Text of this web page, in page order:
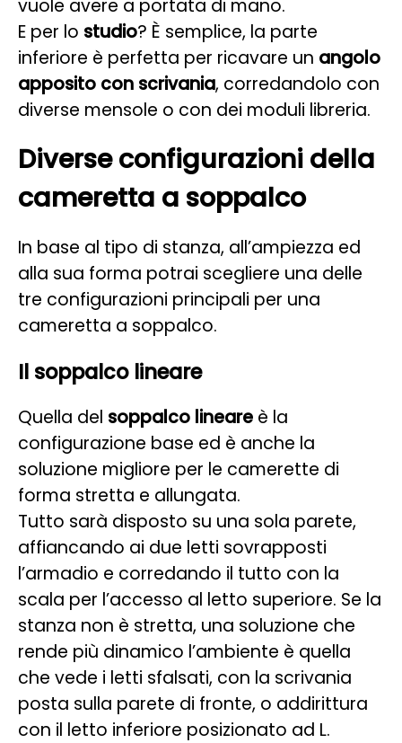
vuole avere a portata di mano.
E per lo studio? È semplice, la parte
inferiore è perfetta per ricavare un angolo
apposito con scrivania, corredandolo con
diverse mensole o con dei moduli libreria.
Diverse configurazioni della
cameretta a soppalco
In base al tipo di stanza, all’ampiezza ed
alla sua forma potrai scegliere una delle
tre configurazioni principali per una
cameretta a soppalco.
Il soppalco lineare
Quella del soppalco lineare è la
configurazione base ed è anche la
soluzione migliore per le camerette di
forma stretta e allungata.
Tutto sarà disposto su una sola parete,
affiancando ai due letti sovrapposti
l’armadio e corredando il tutto con la
scala per l’accesso al letto superiore. Se la
stanza non è stretta, una soluzione che
rende più dinamico l’ambiente è quella
che vede i letti sfalsati, con la scrivania
posta sulla parete di fronte, o addirittura
con il letto inferiore posizionato ad L.